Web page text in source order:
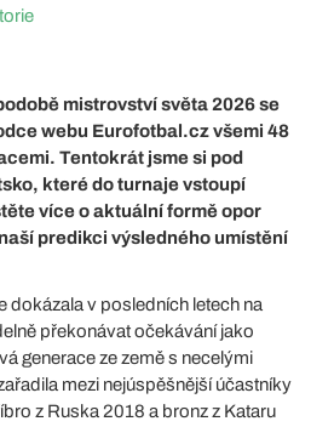
mistrovství světa 2026 se
webu Eurofotbal.cz všemi 48
Tentokrát jsme si pod
které do turnaje vstoupí
více o aktuální formě opor
predikci výsledného umístění
dokázala v posledních letech na
překonávat očekávání jako
generace ze země s necelými
mezi nejúspěšnější účastníky
z Ruska 2018 a bronz z Kataru